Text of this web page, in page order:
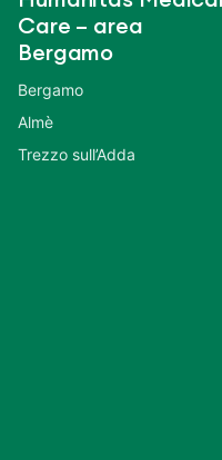
Care – area
Bergamo
Bergamo
Almè
Trezzo sull’Adda